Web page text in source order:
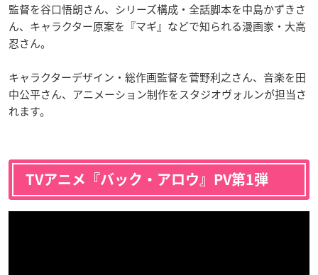
監督を谷口悟朗さん、シリーズ構成・全話脚本を中島かずきさ
ん、キャラクター原案を『マギ』などで知られる漫画家・大高
忍さん。
キャラクターデザイン・総作画監督を菅野利之さん、音楽を田
中公平さん、アニメーション制作をスタジオヴォルンが担当さ
れます。
TVアニメ『バック・アロウ』PV第1弾